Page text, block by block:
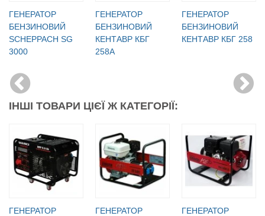
ГЕНЕРАТОР
БЕНЗИНОВИЙ
SCHEPPACH SG
3000
ГЕНЕРАТОР
БЕНЗИНОВИЙ
КЕНТАВР КБГ
258А
ГЕНЕРАТОР
БЕНЗИНОВИЙ
КЕНТАВР КБГ 258
ІНШІ ТОВАРИ ЦІЄЇ Ж КАТЕГОРІЇ:
ГЕНЕРАТОР
ГЕНЕРАТОР
ГЕНЕРАТОР